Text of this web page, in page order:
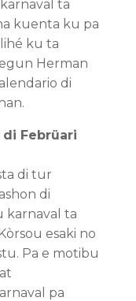
ta
kuenta ku pa
ku ta
Herman
di
di Febrüari
di tur
di
karnaval ta
esaki no
Pa e motibu
pa